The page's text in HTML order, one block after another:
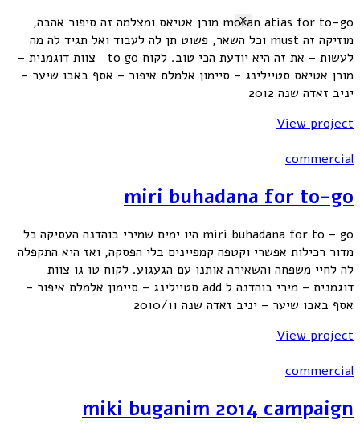
X
moran atias for to-go מורן אטיאס ומצלמה זה סיפור אהבה,
מוזיקה זה must וכל השאר, פשוט תן לה לעבוד ואל תגיד לה מה
לעשות – את זה היא יודעת הכי טוב. לקוח to go צוות דוגמנית –
מורן אטיאס סטיילינג – סיימון אלמלם איפור – אסף באבו שיער –
יניב זאדה שנה 2012
View project
commercial
miri buhadana for to-go
miri buhadana for to – go היו ימים שמירי בוהדנה העסיקה כל
מדור רכילות אפשרי וקטפה קמפיינים בלי הפסקה, ואז היא התקפלה
לה לחיי משפחה והשאירה אותנו עם הגעגוע. לקוח טו גו צוות
דוגמנית – מירי בוהדנה ל add סטיילינג – סיימון אלמלם איפור –
אסף באבו שיער – יניב זאדה שנה 2010/11
View project
commercial
miki buganim 2014 campaign